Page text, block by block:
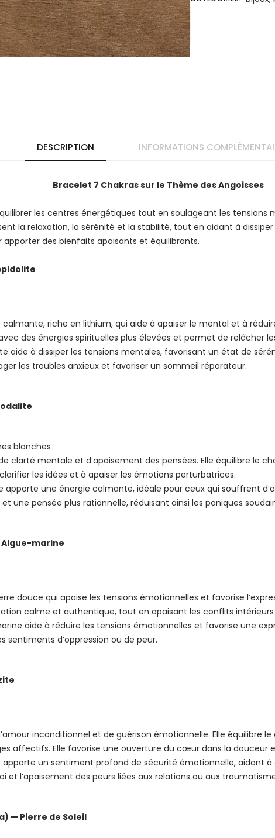
DESCRIPTION INFORMATIONS
Bracelet 7 Chakras sur le Thème des Angoisses
les centres énergétiques tout en soulageant les tensions
la relaxation, la sérénité et la stabilité, tout en aidant à
des bienfaits apaisants et équilibrants.
riche en lithium, qui aide à apaiser le mental et à
des énergies spirituelles plus élevées et permet de relâcher
aide à dissiper les tensions mentales, favorisant un état de
les troubles anxieux et favoriser un sommeil réparateur.
blanches
clarté mentale et d’apaisement des pensées. Elle équilibre le
les idées et à apaiser les émotions perturbatrices.
apporte une énergie calmante, idéale pour ceux qui souffrent
une pensée plus rationnelle, réduisant ainsi les paniques
Aigue-marine
douce qui apaise les tensions émotionnelles et favorise
calme et authentique, tout en apaisant les conflits intérieurs
aide à réduire les tensions émotionnelles et favorise une
sentiments d’oppression ou de peur.
inconditionnel et de guérison émotionnelle. Elle équilibre
affectifs. Elle favorise une ouverture du cœur dans la douceur
apporte un sentiment profond de sécurité émotionnelle, aidant
et l’apaisement des peurs liées aux relations ou aux
— Pierre de Soleil